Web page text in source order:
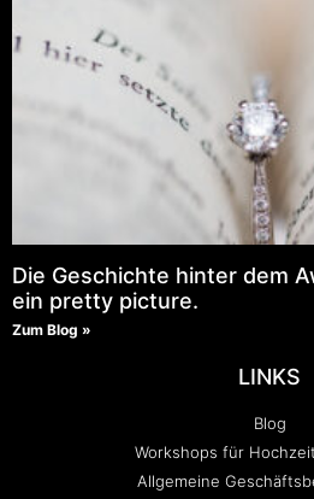
Die Geschichte hinter dem
ein pretty picture.
Zum Blog »
LINKS
Blog
Workshops für
Allgemeine